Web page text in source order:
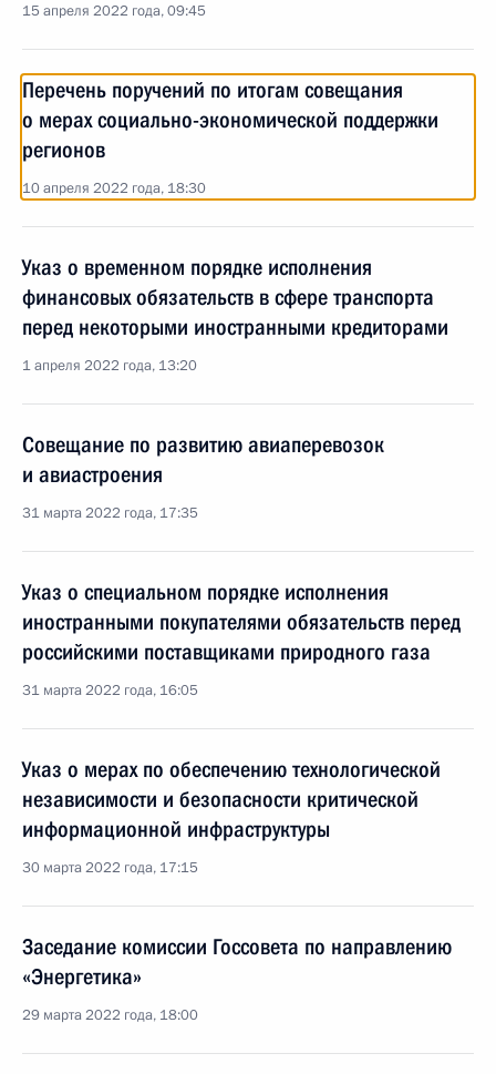
15 апреля 2022 года, 09:45
Перечень поручений по итогам совещания
о мерах социально-экономической поддержки
регионов
10 апреля 2022 года, 18:30
Указ о временном порядке исполнения
финансовых обязательств в сфере транспорта
перед некоторыми иностранными кредиторами
1 апреля 2022 года, 13:20
Совещание по развитию авиаперевозок
и авиастроения
31 марта 2022 года, 17:35
Указ о специальном порядке исполнения
иностранными покупателями обязательств перед
российскими поставщиками природного газа
31 марта 2022 года, 16:05
Указ о мерах по обеспечению технологической
независимости и безопасности критической
информационной инфраструктуры
30 марта 2022 года, 17:15
Заседание комиссии Госсовета по направлению
«Энергетика»
29 марта 2022 года, 18:00